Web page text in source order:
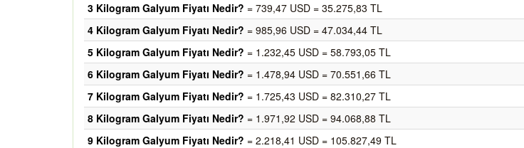
3 Kilogram Galyum Fiyatı Nedir? = 739,47 USD = 35.275,83 TL
4 Kilogram Galyum Fiyatı Nedir? = 985,96 USD = 47.034,44 TL
5 Kilogram Galyum Fiyatı Nedir? = 1.232,45 USD = 58.793,05 TL
6 Kilogram Galyum Fiyatı Nedir? = 1.478,94 USD = 70.551,66 TL
7 Kilogram Galyum Fiyatı Nedir? = 1.725,43 USD = 82.310,27 TL
8 Kilogram Galyum Fiyatı Nedir? = 1.971,92 USD = 94.068,88 TL
9 Kilogram Galyum Fiyatı Nedir? = 2.218,41 USD = 105.827,49 TL